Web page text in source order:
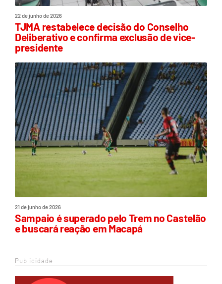
22 de junho de 2026
TJMA restabelece decisão do Conselho
Deliberativo e confirma exclusão de vice-
presidente
21 de junho de 2026
Sampaio é superado pelo Trem no Castelão
e buscará reação em Macapá
Publicidade